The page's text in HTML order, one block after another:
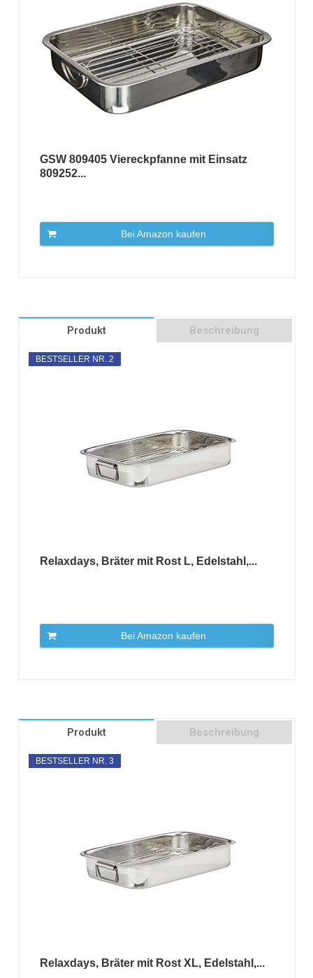
GSW 809405 Viereckpfanne mit Einsatz
809252...
Bei Amazon kaufen
Produkt Beschreibung
BESTSELLER NR. 2
Relaxdays, Bräter mit Rost L, Edelstahl,...
Bei Amazon kaufen
Produkt Beschreibung
BESTSELLER NR. 3
Relaxdays, Bräter mit Rost XL, Edelstahl,...